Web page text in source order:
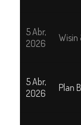
5 Abr,
2026
Wisin
5 Abr,
2026
Plan